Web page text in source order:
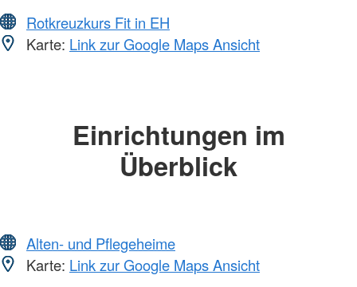
Rotkreuzkurs Fit in EH
Karte: Link zur Google Maps Ansicht
Einrichtungen im
Überblick
Alten- und Pflegeheime
Karte: Link zur Google Maps Ansicht